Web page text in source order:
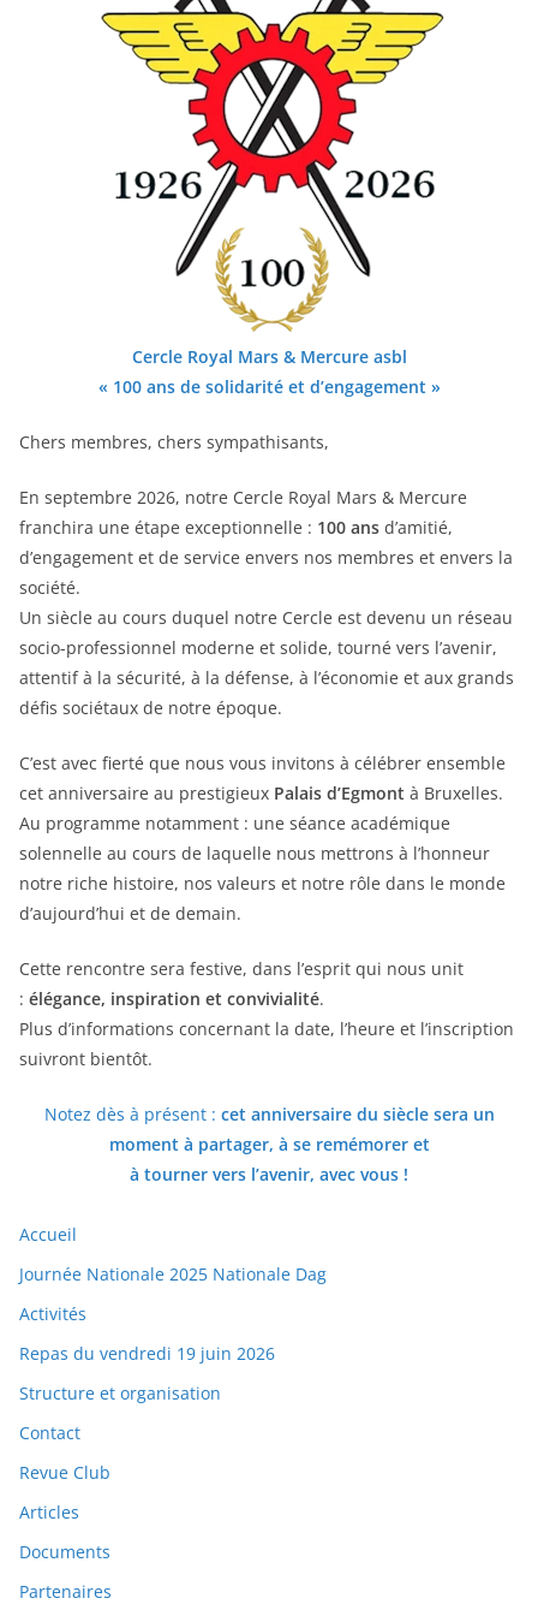
Cercle Royal Mars & Mercure asbl
« 100 ans de solidarité et d’engagement »
Chers membres, chers sympathisants,
En septembre 2026, notre Cercle Royal Mars & Mercure
franchira une étape exceptionnelle : 100 ans d’amitié,
d’engagement et de service envers nos membres et envers la
société.
Un siècle au cours duquel notre Cercle est devenu un réseau
socio-professionnel moderne et solide, tourné vers l’avenir,
attentif à la sécurité, à la défense, à l’économie et aux grands
défis sociétaux de notre époque.
C’est avec fierté que nous vous invitons à célébrer ensemble
cet anniversaire au prestigieux Palais d’Egmont à Bruxelles.
Au programme notamment : une séance académique
solennelle au cours de laquelle nous mettrons à l’honneur
notre riche histoire, nos valeurs et notre rôle dans le monde
d’aujourd’hui et de demain.
Cette rencontre sera festive, dans l’esprit qui nous unit
: élégance, inspiration et convivialité.
Plus d’informations concernant la date, l’heure et l’inscription
suivront bientôt.
Notez dès à présent : cet anniversaire du siècle sera un
moment à partager, à se remémorer et
à tourner vers l’avenir, avec vous !
Accueil
Journée Nationale 2025 Nationale Dag
Activités
Repas du vendredi 19 juin 2026
Structure et organisation
Contact
Revue Club
Articles
Documents
Partenaires